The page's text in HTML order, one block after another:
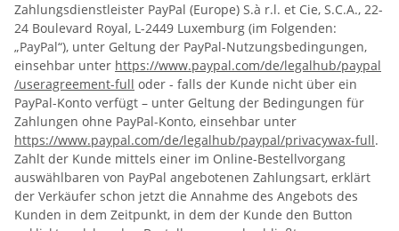
Zahlungsdienstleister PayPal (Europe) S.à r.l. et Cie, S.C.A., 22-
24 Boulevard Royal, L-2449 Luxemburg (im Folgenden:
„PayPal“), unter Geltung der PayPal-Nutzungsbedingungen,
einsehbar unter https://www.paypal.com/de/legalhub/paypal
/useragreement-full oder - falls der Kunde nicht über ein
PayPal-Konto verfügt – unter Geltung der Bedingungen für
Zahlungen ohne PayPal-Konto, einsehbar unter
https://www.paypal.com/de/legalhub/paypal/privacywax-full.
Zahlt der Kunde mittels einer im Online-Bestellvorgang
auswählbaren von PayPal angebotenen Zahlungsart, erklärt
der Verkäufer schon jetzt die Annahme des Angebots des
Kunden in dem Zeitpunkt, in dem der Kunde den Button